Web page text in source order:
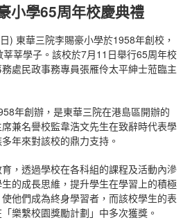
小學65周年校慶典禮
) 東華三院李賜豪小學於1958年創校，
莘學子。該校於7月11日舉行65周年校
處民政事務專員張雁伶太平紳士蒞臨主
年創辦，是東華三院在港島區開辦的
兼名譽校監韋浩文先生在致辭時代表學
年來對該校的鼎力支持。
，透過學校在各科組的課程及活動內滲
的成長思維，提升學生在學習上的積極
他們成為終身學習者，而該校學生的表
樂繫校園獎勵計劃」中多次獲獎。